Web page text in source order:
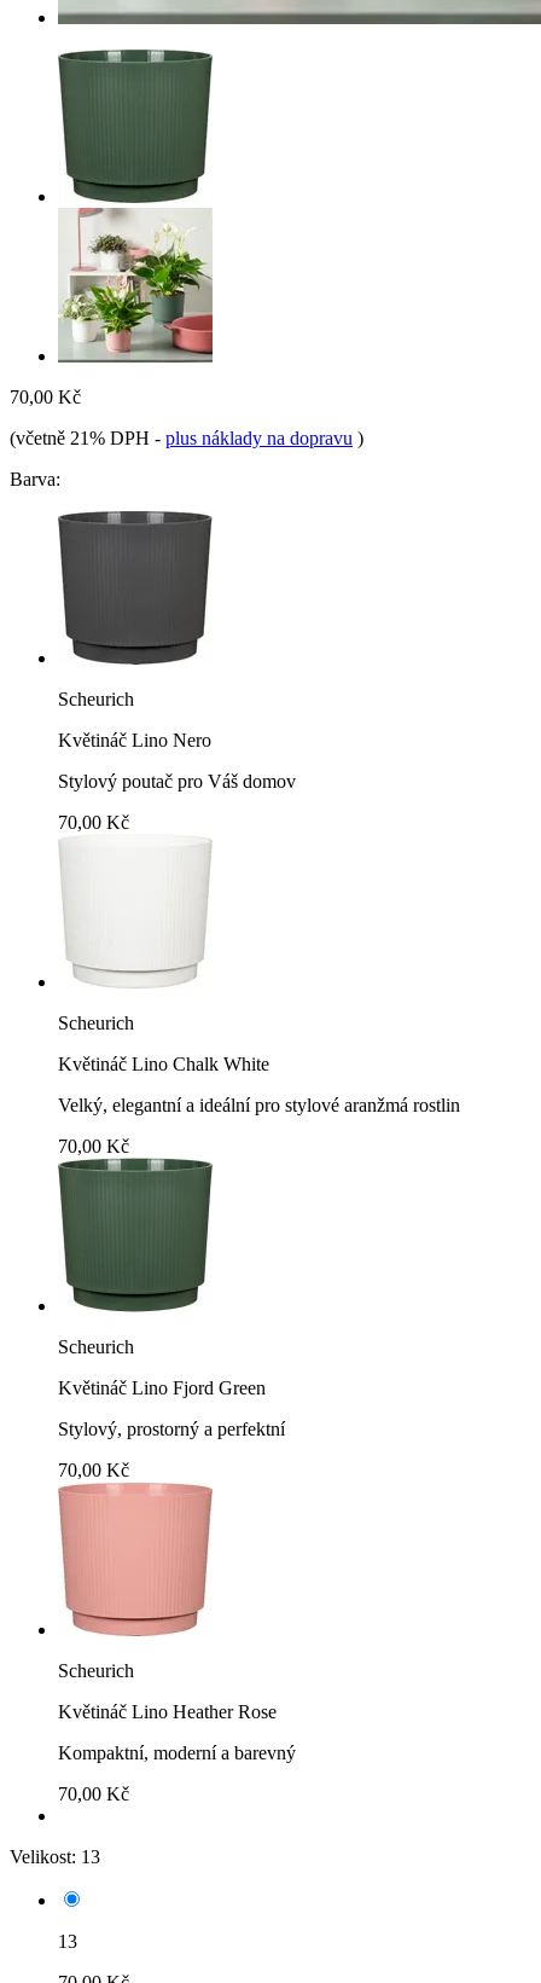
70,00 Kč
(včetně 21% DPH - plus náklady na dopravu )
Barva:
Scheurich
Květináč Lino Nero
Stylový poutač pro Váš domov
70,00 Kč
Scheurich
Květináč Lino Chalk White
Velký, elegantní a ideální pro stylové aranžmá rostlin
70,00 Kč
Scheurich
Květináč Lino Fjord Green
Stylový, prostorný a perfektní
70,00 Kč
Scheurich
Květináč Lino Heather Rose
Kompaktní, moderní a barevný
70,00 Kč
Velikost: 13
13